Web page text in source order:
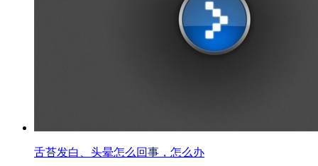
舌苔发白、头晕怎么回事，怎么办